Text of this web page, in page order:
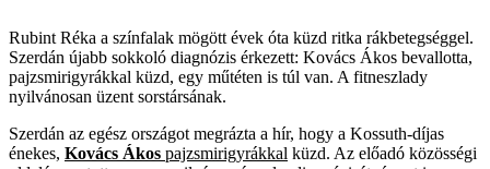
Rubint Réka a színfalak mögött évek óta küzd ritka rákbetegséggel.
Szerdán újabb sokkoló diagnózis érkezett: Kovács Ákos bevallotta,
pajzsmirigyrákkal küzd, egy műtéten is túl van. A fitneszlady
nyilvánosan üzent sorstársának.
Szerdán az egész országot megrázta a hír, hogy a Kossuth-díjas
énekes, Kovács Ákos pajzsmirigyrákkal küzd. Az előadó közösségi